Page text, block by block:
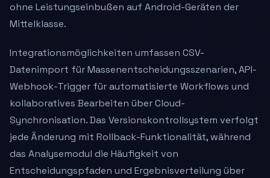
ohne Leistungseinbußen auf Android-Geräten der
Mittelklasse.
Integrationsmöglichkeiten umfassen CSV-
Datenimport für Massenentscheidungsszenarien, API-
Webhook-Trigger für automatisierte Workflows und
kollaboratives Bearbeiten über Cloud-
Synchronisation. Das Versionskontrollsystem verfolgt
jede Änderung mit Rollback-Funktionalität, während
das Analysemodul die Häufigkeit von
Entscheidungspfaden und Ergebnisverteilung über